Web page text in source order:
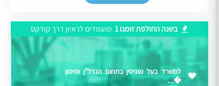
בשנה החולפת זומנו 1 מועמדים לראיון דרך קודקס
למשרד בעל מוניטין בתחום הנדל"ן ומימון
�...